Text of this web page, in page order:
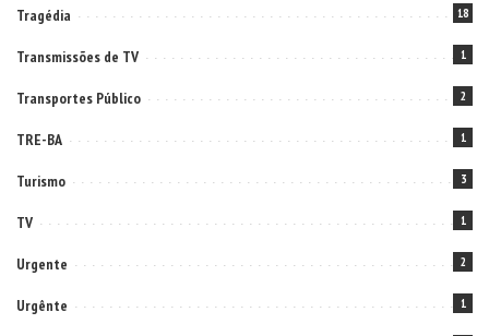
Tragédia 18
Transmissões de TV 1
Transportes Público 2
TRE-BA 1
Turismo 3
TV 1
Urgente 2
Urgênte 1